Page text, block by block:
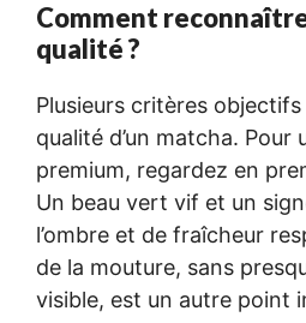
Comment
qualité ?
Plusieurs critères
qualité d’un matcha. Pour
premium, regardez en
Un beau vert vif et un
l’ombre et de fraîcheur
de la mouture, sans
visible, est un autre point